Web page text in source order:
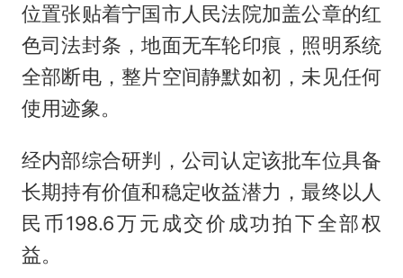
位置张贴着宁国市人民法院加盖公章的红
色司法封条，地面无车轮印痕，照明系统
全部断电，整片空间静默如初，未见任何
使用迹象。
经内部综合研判，公司认定该批车位具备
长期持有价值和稳定收益潜力，最终以人
民币198.6万元成交价成功拍下全部权
益。